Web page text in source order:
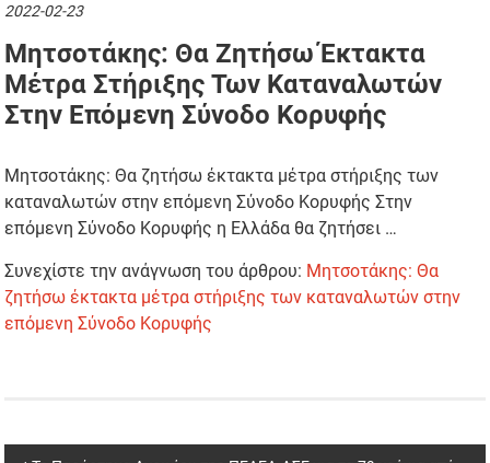
2022-02-23
Μητσοτάκης: Θα Ζητήσω Έκτακτα
Μέτρα Στήριξης Των Καταναλωτών
Στην Επόμενη Σύνοδο Κορυφής
Μητσοτάκης: Θα ζητήσω έκτακτα μέτρα στήριξης των
καταναλωτών στην επόμενη Σύνοδο Κορυφής Στην
επόμενη Σύνοδο Κορυφής η Ελλάδα θα ζητήσει …
Συνεχίστε την ανάγνωση του άρθρου: Μητσοτάκης: Θα
ζητήσω έκτακτα μέτρα στήριξης των καταναλωτών στην
επόμενη Σύνοδο Κορυφής